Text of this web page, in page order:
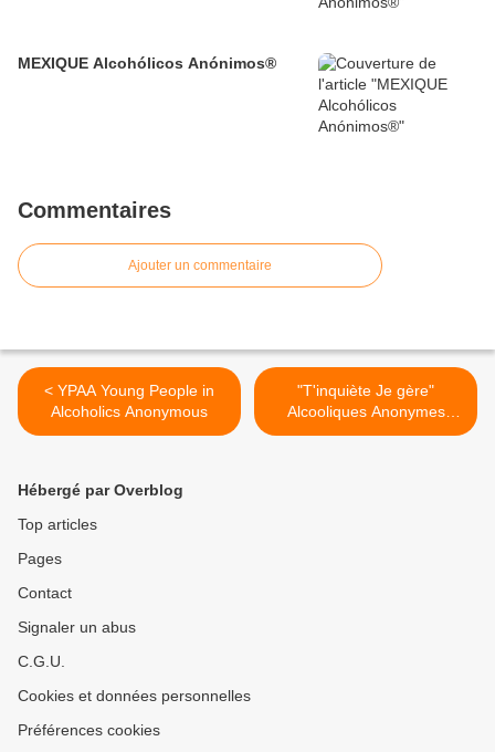
MEXIQUE Alcohólicos Anónimos®
Commentaires
Ajouter un commentaire
< YPAA Young People in
Alcoholics Anonymous
"T'inquiète Je gère"
Alcooliques Anonymes
Belgique >
Hébergé par Overblog
Top articles
Pages
Contact
Signaler un abus
C.G.U.
Cookies et données personnelles
Préférences cookies